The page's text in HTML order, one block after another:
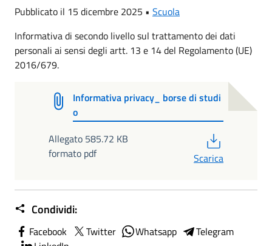
Pubblicato il 15 dicembre 2025 • Scuola
Informativa di secondo livello sul trattamento dei dati
personali ai sensi degli artt. 13 e 14 del Regolamento (UE)
2016/679.
Informativa privacy_ borse di studi
o
Allegato 585.72 KB
formato pdf
Scarica
Condividi:
Facebook Twitter Whatsapp
Telegram